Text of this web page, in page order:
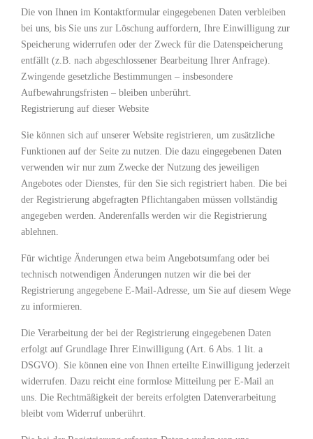
Die von Ihnen im Kontaktformular eingegebenen Daten verbleiben
bei uns, bis Sie uns zur Löschung auffordern, Ihre Einwilligung zur
Speicherung widerrufen oder der Zweck für die Datenspeicherung
entfällt (z.B. nach abgeschlossener Bearbeitung Ihrer Anfrage).
Zwingende gesetzliche Bestimmungen – insbesondere
Aufbewahrungsfristen – bleiben unberührt.
Registrierung auf dieser Website
Sie können sich auf unserer Website registrieren, um zusätzliche
Funktionen auf der Seite zu nutzen. Die dazu eingegebenen Daten
verwenden wir nur zum Zwecke der Nutzung des jeweiligen
Angebotes oder Dienstes, für den Sie sich registriert haben. Die bei
der Registrierung abgefragten Pflichtangaben müssen vollständig
angegeben werden. Anderenfalls werden wir die Registrierung
ablehnen.
Für wichtige Änderungen etwa beim Angebotsumfang oder bei
technisch notwendigen Änderungen nutzen wir die bei der
Registrierung angegebene E-Mail-Adresse, um Sie auf diesem Wege
zu informieren.
Die Verarbeitung der bei der Registrierung eingegebenen Daten
erfolgt auf Grundlage Ihrer Einwilligung (Art. 6 Abs. 1 lit. a
DSGVO). Sie können eine von Ihnen erteilte Einwilligung jederzeit
widerrufen. Dazu reicht eine formlose Mitteilung per E-Mail an
uns. Die Rechtmäßigkeit der bereits erfolgten Datenverarbeitung
bleibt vom Widerruf unberührt.